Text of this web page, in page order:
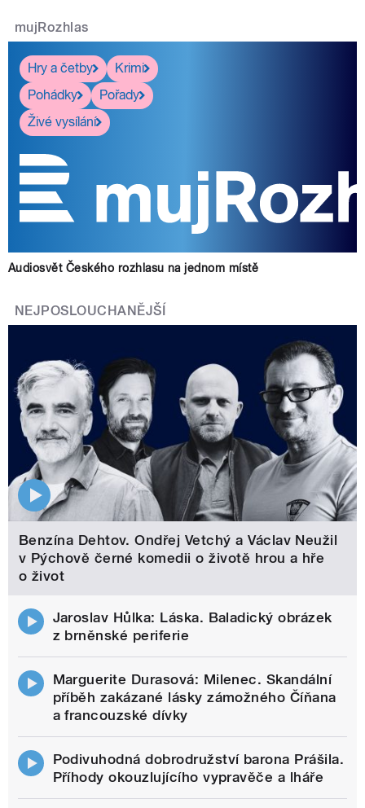
mujRozhlas
Hry a četby
Krimi
Pohádky
Pořady
Živé vysílání
Audiosvět Českého rozhlasu na jednom místě
NEJPOSLOUCHANĚJŠÍ
Benzína Dehtov. Ondřej Vetchý a Václav Neužil
v Pýchově černé komedii o životě hrou a hře
o život
Jaroslav Hůlka: Láska. Baladický obrázek
z brněnské periferie
Marguerite Durasová: Milenec. Skandální
příběh zakázané lásky zámožného Číňana
a francouzské dívky
Podivuhodná dobrodružství barona Prášila.
Příhody okouzlujícího vypravěče a lháře